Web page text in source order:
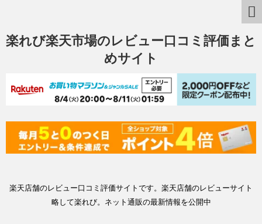
楽れび楽天市場のレビュー口コミ評価まと
めサイト
楽天店舗のレビュー口コミ評価サイトです。楽天店舗のレビューサイト
略して楽れび。ネット通販の最新情報を公開中